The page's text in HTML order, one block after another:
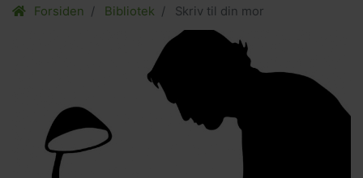
Forsiden Bibliotek Skriv til din mor